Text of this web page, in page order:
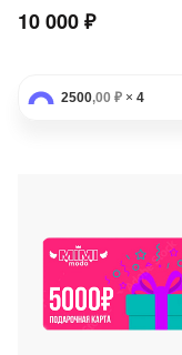
10 000 ₽
2500,00 ₽ × 4